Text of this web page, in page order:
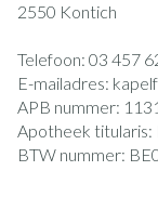
2550 Kontich
Telefoon: 03 457
E-mailadres:
APB nummer:
Apotheek titularis:
BTW nummer: